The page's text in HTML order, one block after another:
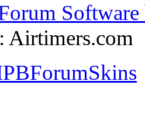
Software
Airtimers.com